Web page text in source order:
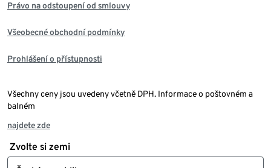
Právo na odstoupení od smlouvy
Všeobecné obchodní podmínky
Prohlášení o přístupnosti
Všechny ceny jsou uvedeny včetně DPH. Informace o poštovném a
balném
najdete zde
Zvolte si zemi